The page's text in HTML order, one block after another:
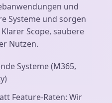
und
Systeme und sorgen
Scope, saubere
Nutzen.
Systeme (M365,
Feature-Raten: Wir